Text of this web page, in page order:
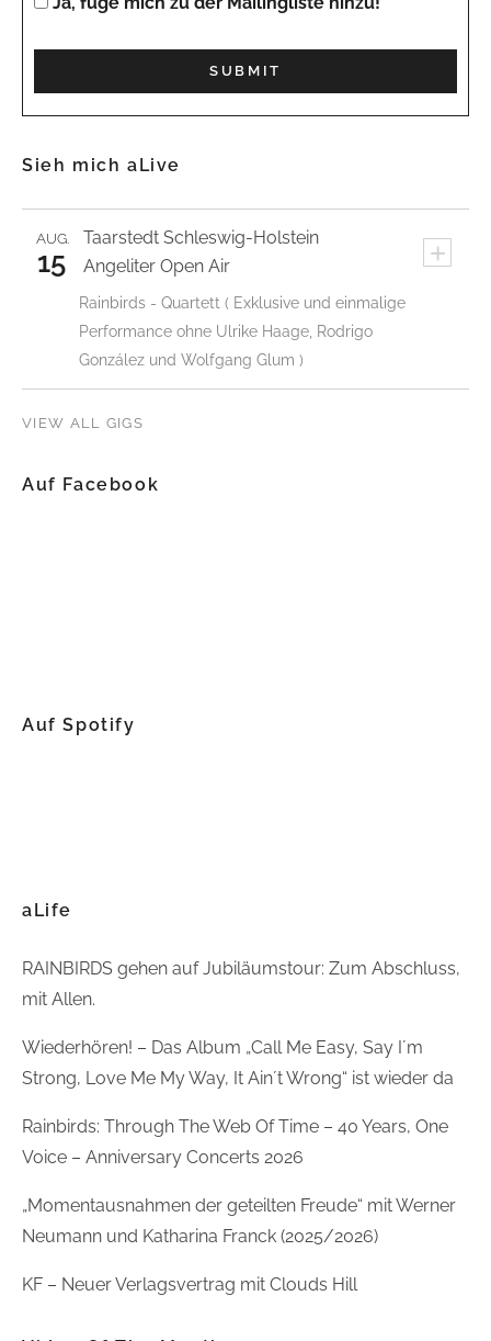
Sieh mich aLive
Taarstedt Schleswig-Holstein +
AUG.
15 Angeliter Open Air
Rainbirds - Quartett ( Exklusive und einmalige
Performance ohne Ulrike Haage, Rodrigo
González und Wolfgang Glum )
VIEW ALL GIGS
Auf Facebook
Auf Spotify
aLife
RAINBIRDS gehen auf Jubiläumstour: Zum Abschluss,
mit Allen.
Wiederhören! – Das Album „Call Me Easy, Say I´m
Strong, Love Me My Way, It Ain´t Wrong“ ist wieder da
Rainbirds: Through The Web Of Time – 40 Years, One
Voice – Anniversary Concerts 2026
„Momentausnahmen der geteilten Freude“ mit Werner
Neumann und Katharina Franck (2025/2026)
KF – Neuer Verlagsvertrag mit Clouds Hill